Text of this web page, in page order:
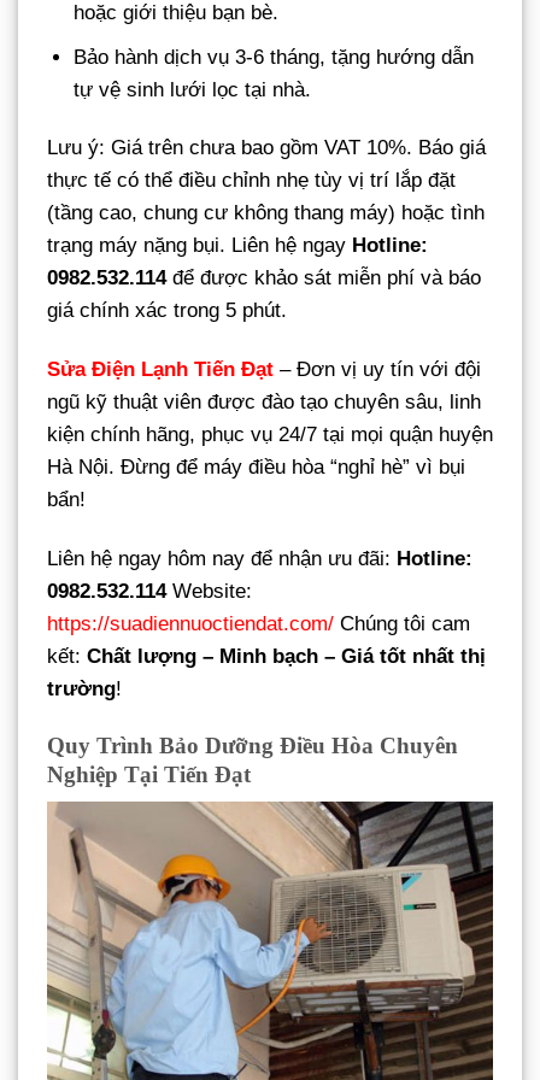
hoặc giới thiệu bạn bè.
Bảo hành dịch vụ 3-6 tháng, tặng hướng dẫn
tự vệ sinh lưới lọc tại nhà.
Lưu ý: Giá trên chưa bao gồm VAT 10%. Báo giá
thực tế có thể điều chỉnh nhẹ tùy vị trí lắp đặt
(tầng cao, chung cư không thang máy) hoặc tình
trạng máy nặng bụi. Liên hệ ngay Hotline:
0982.532.114để được khảo sát miễn phí và báo
giá chính xác trong 5 phút.
Sửa Điện Lạnh Tiến Đạt – Đơn vị uy tín với đội
ngũ kỹ thuật viên được đào tạo chuyên sâu, linh
kiện chính hãng, phục vụ 24/7 tại mọi quận huyện
Hà Nội. Đừng để máy điều hòa “nghỉ hè” vì bụi
bẩn!
Liên hệ ngay hôm nay để nhận ưu đãi: Hotline:
0982.532.114Website:
https://suadiennuoctiendat.com/ Chúng tôi cam
kết: Chất lượng – Minh bạch – Giá tốt nhất thị
trường!
Quy Trình Bảo Dưỡng Điều Hòa Chuyên
Nghiệp Tại Tiến Đạt